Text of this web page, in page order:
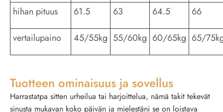
hihan pituus 61.5 63 64.5 66
vertailupaino 45/55kg 55/60kg 60/65kg 65/
Tuotteen ominaisuus ja sovellus
Harrastatpa sitten urheilua tai harjoittelua, nämä takit tekevät
sinusta mukavan koko päivän ja mielestäni se on loistava